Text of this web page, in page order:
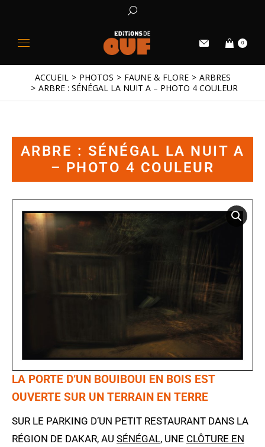
0
Vous êtes ici :
ACCUEIL PHOTOS FAUNE & FLORE
ARBRES
ARBRE : SÉNÉGAL LA NUIT A – PHOTO 4 COULEUR
ARBRE : SÉNÉGAL LA NUIT A
– PHOTO 4 COULEUR
LA PORTE D’UN BOUIBOUI EN BOIS EST
OUVERTE SUR UN TERRAIN EN TERRE
SUR LE PARKING D’UN PETIT RESTAURANT DANS LA
RÉGION DE DAKAR, AU SÉNÉGAL, UNE CLÔTURE EN